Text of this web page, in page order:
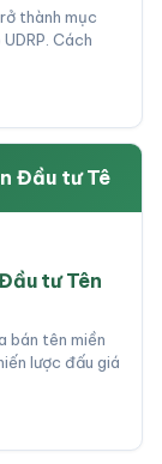
thành mục
Cách
Đầu tư Tê
tư Tên
bán tên miền
lược đấu giá